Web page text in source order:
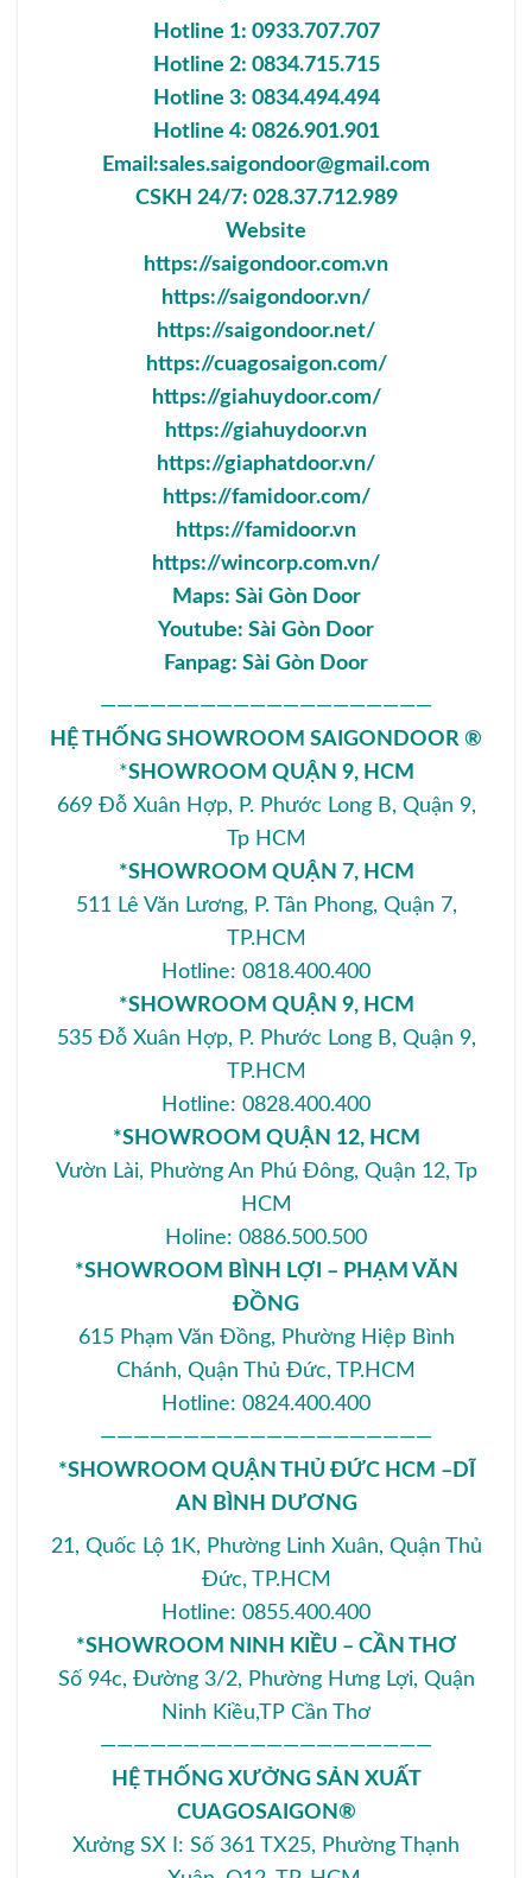
Hotline 1: 0933.707.707
Hotline 2: 0834.715.715
Hotline 3: 0834.494.494
Hotline 4: 0826.901.901
Email:sales.saigondoor@gmail.com
CSKH 24/7: 028.37.712.989
Website
https://saigondoor.com.vn
https://saigondoor.vn/
https://saigondoor.net/
https://cuagosaigon.com/
https://giahuydoor.com/
https://giahuydoor.vn
https://giaphatdoor.vn/
https://famidoor.com/
https://famidoor.vn
https://wincorp.com.vn/
Maps: Sài Gòn Door
Youtube: Sài Gòn Door
Fanpag: Sài Gòn Door
————————————————————
HỆ THỐNG SHOWROOM SAIGONDOOR ®
*SHOWROOM QUẬN 9, HCM
669 Đỗ Xuân Hợp, P. Phước Long B, Quận 9,
Tp HCM
*SHOWROOM QUẬN 7, HCM
511 Lê Văn Lương, P. Tân Phong, Quận 7,
TP.HCM
Hotline: 0818.400.400
*SHOWROOM QUẬN 9, HCM
535 Đỗ Xuân Hợp, P. Phước Long B, Quận 9,
TP.HCM
Hotline: 0828.400.400
*SHOWROOM QUẬN 12, HCM
Vườn Lài, Phường An Phú Đông, Quận 12, Tp
HCM
Holine: 0886.500.500
*SHOWROOM BÌNH LỢI – PHẠM VĂN
ĐỒNG
615 Phạm Văn Đồng, Phường Hiệp Bình
Chánh, Quận Thủ Đức, TP.HCM
Hotline: 0824.400.400
————————————————————
*SHOWROOM QUẬN THỦ ĐỨC HCM –DĨ
AN BÌNH DƯƠNG
21, Quốc Lộ 1K, Phường Linh Xuân, Quận Thủ
Đức, TP.HCM
Hotline: 0855.400.400
*SHOWROOM NINH KIỀU – CẦN THƠ
Số 94c, Đường 3/2, Phường Hưng Lợi, Quận
Ninh Kiều,TP Cần Thơ
————————————————————
HỆ THỐNG XƯỞNG SẢN XUẤT
CUAGOSAIGON®
Xưởng SX I: Số 361 TX25, Phường Thạnh